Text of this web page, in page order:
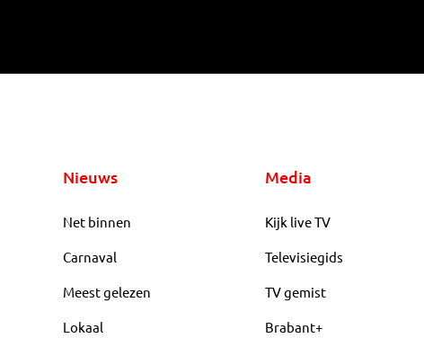
Nieuws
Net binnen
Carnaval
Meest gelezen
Lokaal
Media
Kijk live TV
Televisiegids
TV gemist
Brabant+